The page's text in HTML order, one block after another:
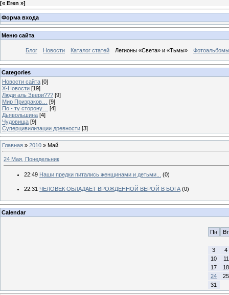
[« Eren »]
Форма входа
Меню сайта
Блог Новости Каталог статей Легионы «Света» и «Тьмы» Фотоальбомы
Categories
Новости сайта [0]
Х-Новости [19]
Люди аль Звери??? [9]
Мир Призраков…
[9]
По - ту сторону…
[4]
Дьявольшина [4]
Чудовища [9]
Суперцивилизации древности [3]
Главная » 2010 » Май
24 Мая, Понедельник
22:49 Наши предки питались женщинами и детьми... (0)
22:31 ЧЕЛОВЕК ОБЛАДАЕТ ВРОЖДЕННОЙ ВЕРОЙ В БОГА (0)
Calendar
Пн Вт
3
4
10
11
17
18
24
25
31